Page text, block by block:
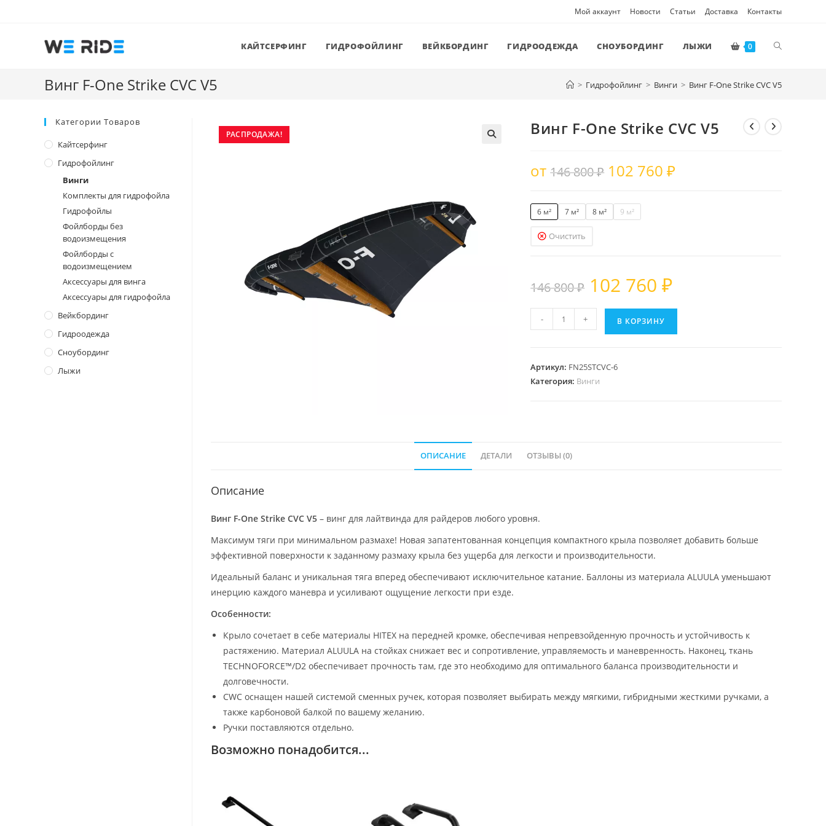
содержимому
Мой аккаунт Новости Статьи Доставка Контакты
КАЙТСЕРФИНГ ГИДРОФОЙЛИНГ ВЕЙКБОРДИНГ ГИДРООДЕЖДА СНОУБОРДИНГ ЛЫЖИ 0
ПОИСК
Винг F-One Strike CVC V5 > Гидрофойлинг > Винги > Винг F-One Strike CVC V5
РАСПРОДАЖА! Винг F-One Strike CVC V5
от146 800₽ 102 760₽
6 м² 7 м² 8 м² 9 м²
Очистить
146 800₽
цена
составляла
146 800 ₽.
102 760₽
102 760 ₽.
Количество
товара
One
- + В КОРЗИНУ
Артикул: FN25STCVC-6
Категория: Винги
ОПИСАНИЕ ДЕТАЛИ ОТЗЫВЫ (0)
Описание
Винг F-One Strike CVC V5 – винг для лайтвинда для райдеров любого уровня.
Максимум тяги при минимальном размахе! Новая запатентованная концепция компактного крыла позволяет добавить больше
эффективной поверхности к заданному размаху крыла без ущерба для легкости и производительности.
Идеальный баланс и уникальная тяга вперед обеспечивают исключительное катание. Баллоны из материала ALUULA уменьшают
инерцию каждого маневра и усиливают ощущение легкости при езде.
Особенности:
Крыло сочетает в себе материалы HITEX на передней кромке, обеспечивая непревзойденную прочность и устойчивость к
растяжению. Материал ALUULA на стойках снижает вес и сопротивление, управляемость и маневренность. Наконец, ткань
TECHNOFORCE™/D2 обеспечивает прочность там, где это необходимо для оптимального баланса производительности и
долговечности.
CWC оснащен нашей системой сменных ручек, которая позволяет выбирать между мягкими, гибридными жесткими ручками, а
также карбоновой балкой по вашему желанию.
Ручки поставляются отдельно.
Возможно понадобится...
Категории Товаров
Кайтсерфинг
Гидрофойлинг
Винги
Комплекты для гидрофойла
Гидрофойлы
Фойлборды без
водоизмещения
Фойлборды с
водоизмещением
Аксессуары для винга
Аксессуары для гидрофойла
Вейкбординг
Гидроодежда
Сноубординг
Лыжи